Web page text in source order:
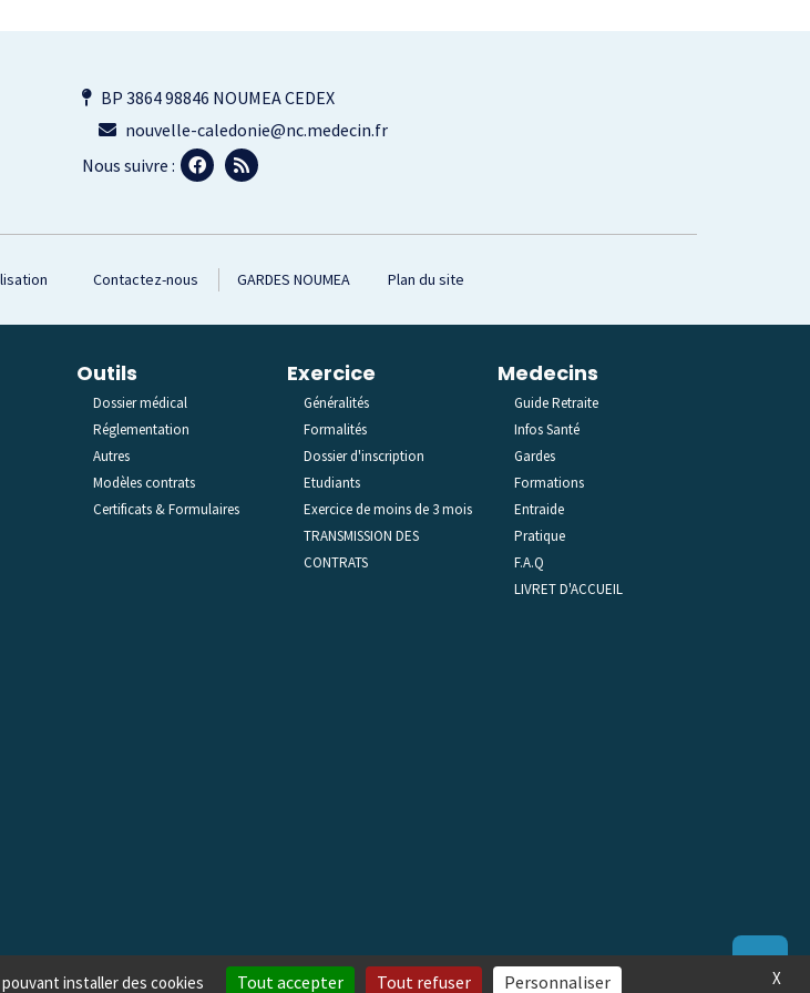
BP 3864 98846 NOUMEA CEDEX
nouvelle-caledonie@nc.medecin.fr
Nous suivre :
Contactez-nous GARDES NOUMEA Plan du site
Outils
Dossier médical
Réglementation
Autres
Modèles contrats
Certificats & Formulaires
Exercice
Généralités
Formalités
Dossier d'inscription
Etudiants
Exercice de moins de 3 mois
TRANSMISSION DES
CONTRATS
Medecins
Guide Retraite
Infos Santé
Gardes
Formations
Entraide
Pratique
F.A.Q
LIVRET D'ACCUEIL
X
installer des cookies Tout accepter Tout refuser Personnaliser